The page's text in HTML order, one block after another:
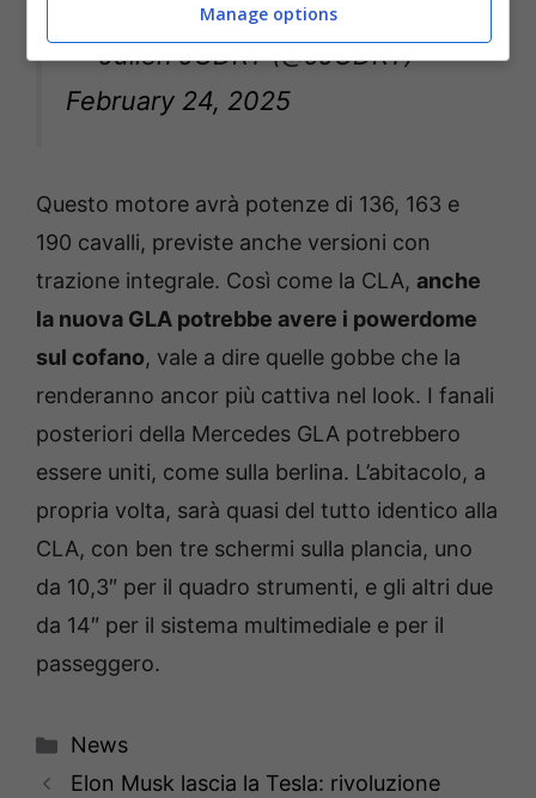
— Julien JODRY (@JJODRY)
February 24, 2025
Questo motore avrà potenze di 136, 163 e
190 cavalli, previste anche versioni con
trazione integrale. Così come la CLA, anche
la nuova GLA potrebbe avere i powerdome
sul cofano, vale a dire quelle gobbe che la
renderanno ancor più cattiva nel look. I fanali
posteriori della Mercedes GLA potrebbero
essere uniti, come sulla berlina. L’abitacolo, a
propria volta, sarà quasi del tutto identico alla
CLA, con ben tre schermi sulla plancia, uno
da 10,3″ per il quadro strumenti, e gli altri due
da 14″ per il sistema multimediale e per il
passeggero.
Categorie
News
Elon Musk lascia la Tesla: rivoluzione
Manage options